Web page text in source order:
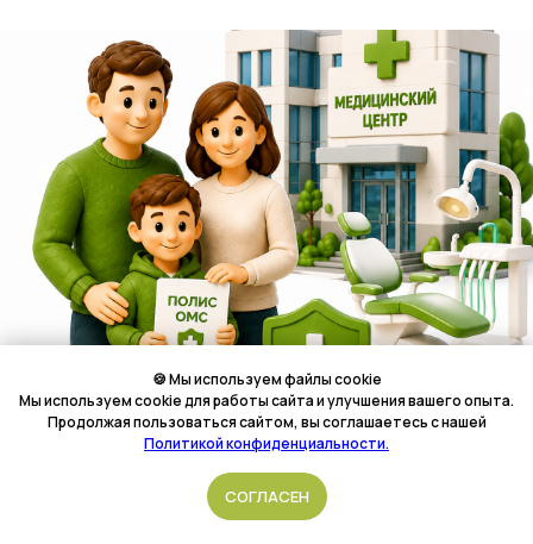
🍪 Мы используем файлы cookie
Мы используем cookie для работы сайта и улучшения вашего опыта.
Продолжая пользоваться сайтом, вы соглашаетесь с нашей
Политикой конфиденциальности.
СОГЛАСЕН
Остались вопросы?
Горячая линия работает круглосуточно на всей
Подать обращение